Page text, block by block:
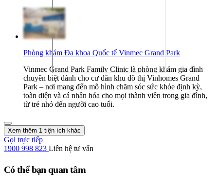
Phòng khám Đa khoa Quốc tế Vinmec Grand Park
Vinmec Grand Park Family Clinic là phòng khám gia đình
chuyên biệt dành cho cư dân khu đô thị Vinhomes Grand
Park – nơi mang đến mô hình chăm sóc sức khỏe định kỳ,
toàn diện và cá nhân hóa cho mọi thành viên trong gia đình,
từ trẻ nhỏ đến người cao tuổi.
Xem thêm 1 tiện ích khác
Gọi trực tiếp
1900 998 823 Liên hệ tư vấn
Có thể bạn quan tâm